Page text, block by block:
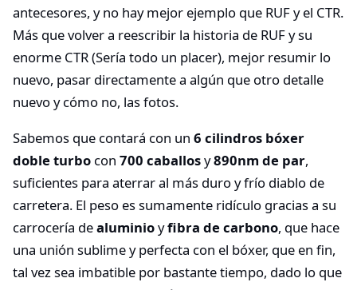
antecesores, y no hay mejor ejemplo que RUF y el CTR.
Más que volver a reescribir la historia de RUF y su
enorme CTR (Sería todo un placer), mejor resumir lo
nuevo, pasar directamente a algún que otro detalle
nuevo y cómo no, las fotos.
Sabemos que contará con un 6 cilindros bóxer
doble turbo con 700 caballosy890nm de par,
suficientes para aterrar al más duro y frío diablo de
carretera. El peso es sumamente ridículo gracias a su
carrocería dealuminioyfibra de carbono, que hace
una unión sublime y perfecta con el bóxer, que en fin,
tal vez sea imbatible por bastante tiempo, dado lo que